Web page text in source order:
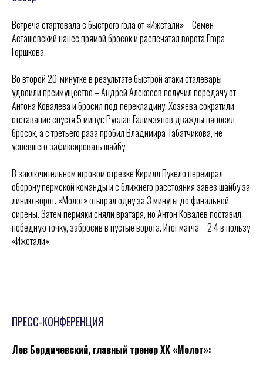
Встреча стартовала с быстрого гола от «Ижстали» – Семен
Асташевский нанес прямой бросок и распечатал ворота Егора
Горшкова.
Во второй 20-минутке в результате быстрой атаки сталевары
удвоили преимущество – Андрей Алексеев получил передачу от
Антона Ковалева и бросил под перекладину. Хозяева сократили
отставание спустя 5 минут: Руслан Галимзянов дважды наносил
бросок, а с третьего раза пробил Владимира Табатчикова, не
успевшего зафиксировать шайбу.
В заключительном игровом отрезке Кирилл Пукело переиграл
оборону пермской команды и с ближнего расстояния завез шайбу за
линию ворот. «Молот» отыграл одну за 3 минуты до финальной
сирены. Затем пермяки сняли вратаря, но Антон Ковалев поставил
победную точку, забросив в пустые ворота. Итог матча – 2:4 в пользу
«Ижстали».
ПРЕСС-КОНФЕРЕНЦИЯ
Лев Бердичевский, главный тренер ХК «Молот»: